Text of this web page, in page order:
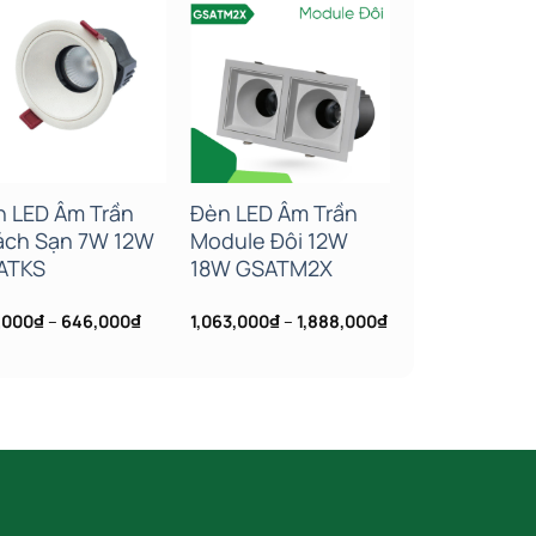
Add to wishlist
LED Âm Trần
Sạn 7W 12W
₫– 646,000₫Khoảng
Add to wishlist
Đèn LED Âm Trần
Module Đôi 12W
18W GSATM2X
1,063,000₫– 1,888,000₫Khoảng